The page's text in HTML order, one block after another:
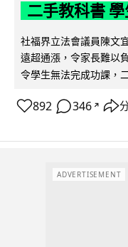
二手教科書
社福界立法會議員陳文
遠超通漲，令家長難以
令學生無法完成功課，
892 346 ↗
ADVERTISEMENT